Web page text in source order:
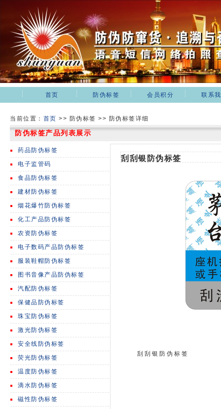
首页 防伪标签 会员积分 联系
当前位置： 首页 >> 防伪标签 >> 防伪标签详细
防伪标签产品列表展示
药品防伪标签
电子监管码
食品防伪标签
建材防伪标签
烟花爆竹防伪标签
化工产品防伪标签
农资防伪标签
电子数码产品防伪标签
服装鞋帽防伪标签
图书音像产品防伪标签
汽配防伪标签
保健品防伪标签
珠宝防伪标签
激光防伪标签
安全线防伪标签
荧光防伪标签
温度防伪标签
滴水防伪标签
磁性防伪标签
刮刮银防伪标签
刮刮银防伪标签